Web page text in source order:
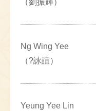
Ng Wing Yee
（?詠誼）
Yeung Yee Lin